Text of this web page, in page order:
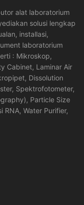
alat laboratorium
solusi lengkap
installasi,
laboratorium
: Mikroskop,
Cabinet, Laminar Air
Dissolution
Spektrofotometer,
Particle Size
RNA, Water Purifier,